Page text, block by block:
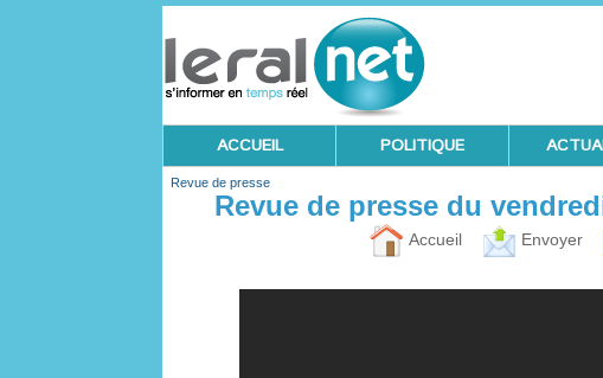
ACCUEIL POLITIQUE
Revue de presse
Revue de presse du
Accueil Envoyer